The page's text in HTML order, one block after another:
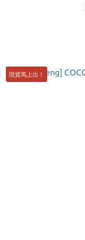
現貨馬上出！